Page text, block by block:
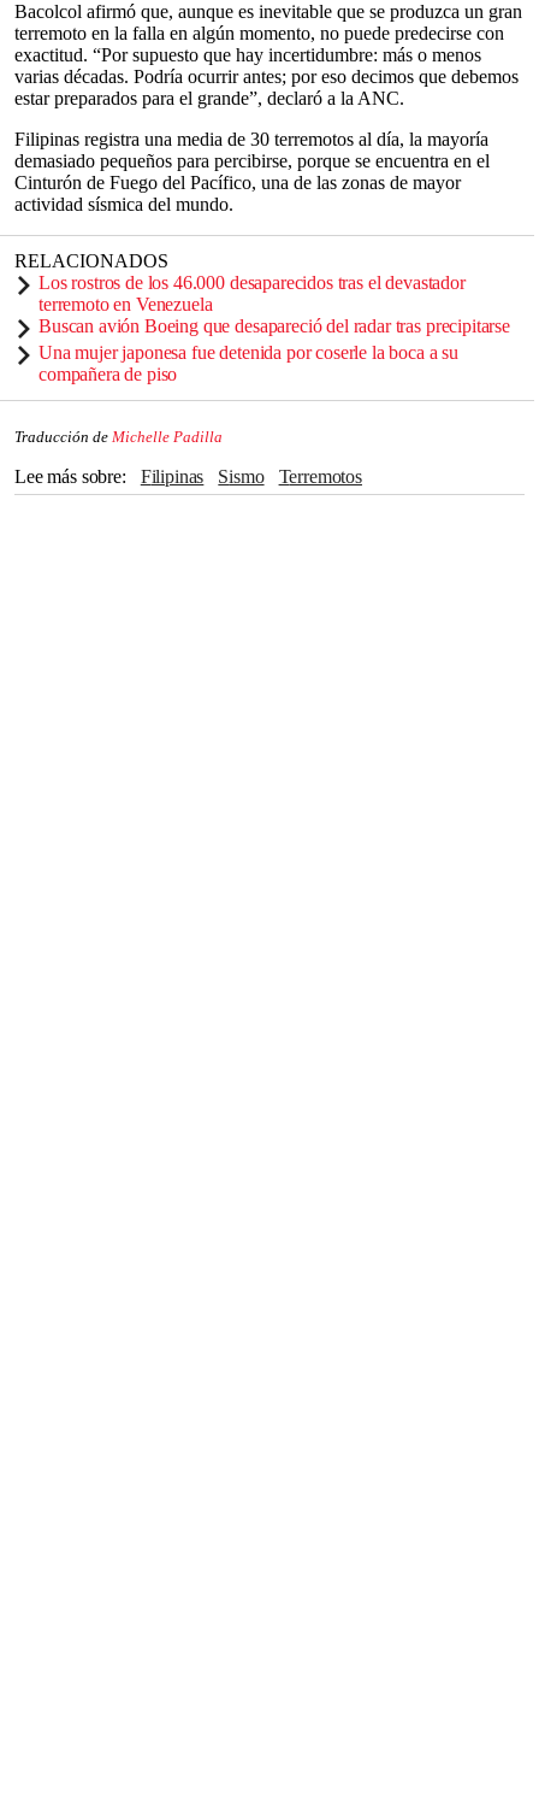
Bacolcol afirmó que, aunque es inevitable que se produzca un gran
terremoto en la falla en algún momento, no puede predecirse con
exactitud. “Por supuesto que hay incertidumbre: más o menos
varias décadas. Podría ocurrir antes; por eso decimos que debemos
estar preparados para el grande”, declaró a la ANC.
Filipinas registra una media de 30 terremotos al día, la mayoría
demasiado pequeños para percibirse, porque se encuentra en el
Cinturón de Fuego del Pacífico, una de las zonas de mayor
actividad sísmica del mundo.
RELACIONADOS
Los rostros de los 46.000 desaparecidos tras el devastador
terremoto en Venezuela
Buscan avión Boeing que desapareció del radar tras precipitarse
Una mujer japonesa fue detenida por coserle la boca a su
compañera de piso
Traducción de Michelle Padilla
Lee más sobre Filipinas Sismo Terremotos